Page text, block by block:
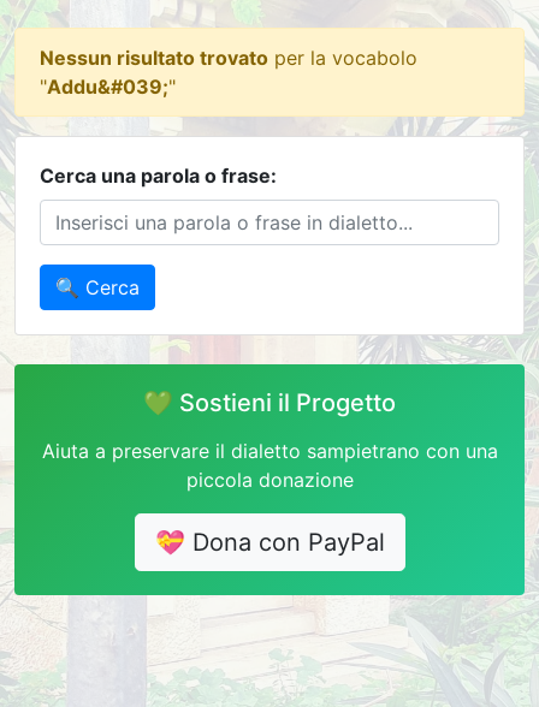
Nessun risultato trovato per la vocabolo
"Addu&#039;"
Cerca una parola o frase:
🔍 Cerca
💚 Sostieni il Progetto
Aiuta a preservare il dialetto sampietrano con una
piccola donazione
💝 Dona con PayPal